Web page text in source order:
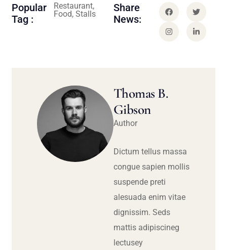
Popular
Tag :
Restaurant,
Food, Stalls
Share
News:
Thomas B.
Gibson
Author
Dictum tellus massa
congue sapien mollis
suspende preti
alesuada enim vitae
dignissim. Seds
mattis adipiscineg
lectusey